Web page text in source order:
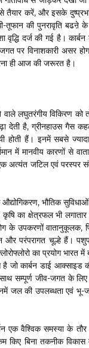
करें, और इसके
की पुनरावृति बढऩे के
दर्ज की गई है।
जगत पर विनाशकारी
ही आज की जरूरत है।
लघुतरंगीय विकिरण को
देती है, ग्रीनहाउस गैस
होती हैं। इनमें सबसे
में मानवीय कारणों से
अत्यंत जटिल एवं परस्पर
भौतिक
का क्षेत्रफल भी
के उपकरणों वातानुकूलक,
और परंपरागत चूल्हे हैं।
का प्रयोग भारत
है जो कार्बन डाई आक्साइड
सम्पूर्ण जीव-जगत के
जल की उपलब्धता एवं भू-जल
एक वैश्विक समस्या के
किए बिना तकनीक